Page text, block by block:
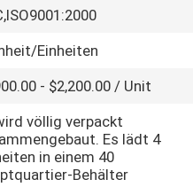
Einheiten
- $2,200.00 / Unit
völlig verpackt
Es lädt 4
in einem 40
Behälter